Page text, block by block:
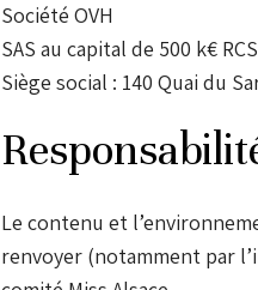
Société OVH
SAS au capital de 500 k€
Siège social : 140 Quai du
Le contenu et
renvoyer (notamment par